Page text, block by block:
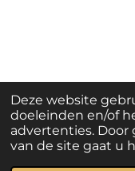
Deze website
doeleinden en/of
advertenties.
van de site gaat u